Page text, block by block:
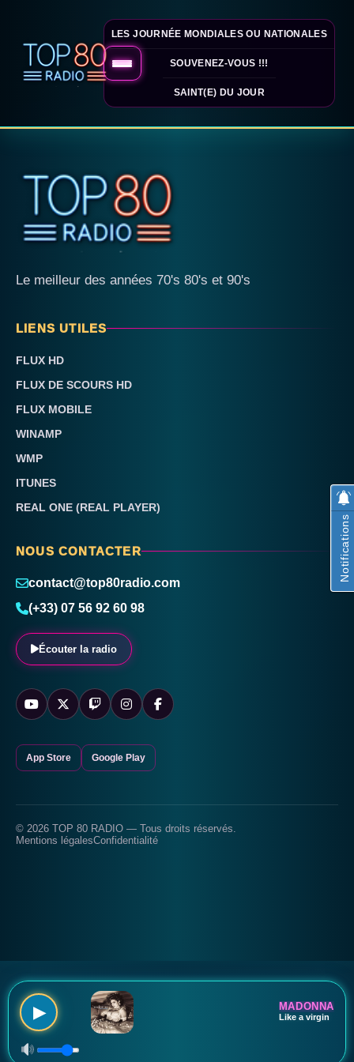
LES JOURNÉE MONDIALES OU NATIONALES
SOUVENEZ-VOUS !!!
SAINT(E) DU JOUR
▶ MADONNA
Like a virgin
Le meilleur des années 70's 80's et 90's
LIENS UTILES
FLUX HD
FLUX DE SCOURS HD
FLUX MOBILE
WINAMP
WMP
ITUNES
REAL ONE (REAL PLAYER)
NOUS CONTACTER
contact@top80radio.com
(+33) 07 56 92 60 98
Écouter la radio
App Store Google Play
© 2026 TOP 80 RADIO — Tous droits réservés.
Mentions légalesConfidentialité
Notifications